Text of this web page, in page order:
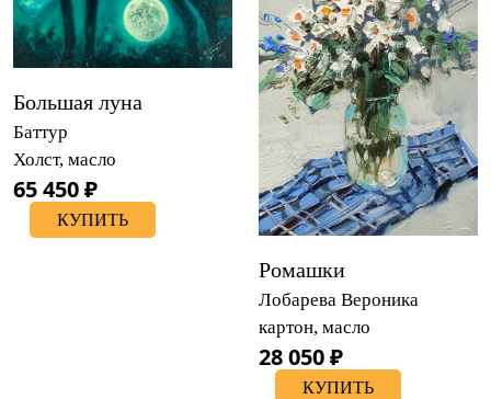
Большая луна
Баттур
Холст, масло
65 450 ₽
КУПИТЬ
Ромашки
Лобарева Вероника
картон, масло
28 050 ₽
КУПИТЬ